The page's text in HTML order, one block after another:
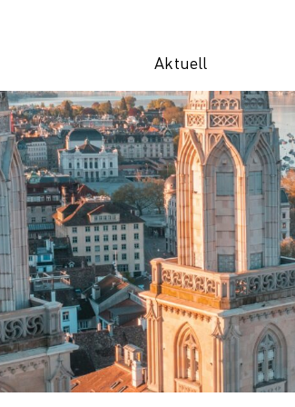
Aktuell
News
Veranstaltungen
Infoletter
Fachberichte